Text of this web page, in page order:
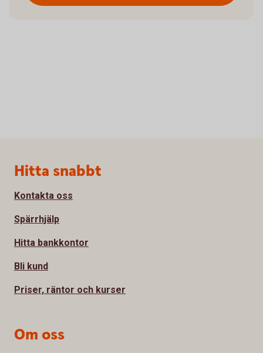
Sidfot
Hitta snabbt
Kontakta oss
Spärrhjälp
Hitta bankkontor
Bli kund
Priser, räntor och kurser
Om oss